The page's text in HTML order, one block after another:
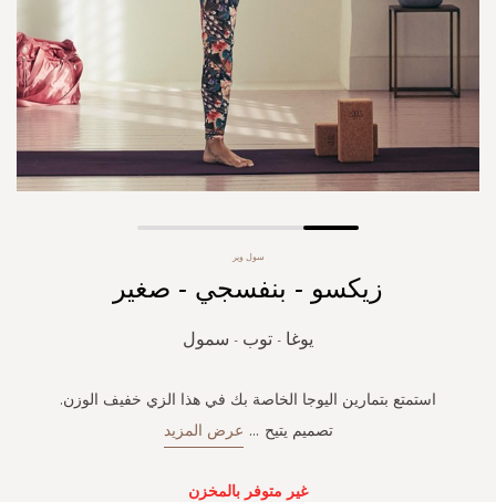
سول وير
زيكسو - بنفسجي - صغير
يوغا - توب - سمول
استمتع بتمارين اليوجا الخاصة بك في هذا الزي خفيف الوزن.
تصميم يتيح ... عرض المزيد
غير متوفر بالمخزن